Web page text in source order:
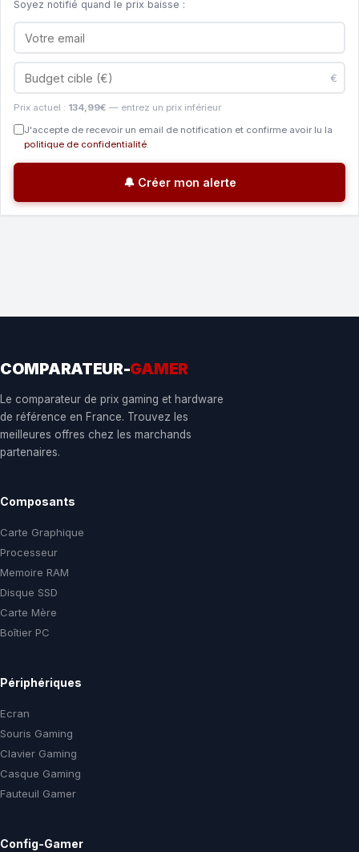
Soyez notifié quand le prix baisse :
€
Prix actuel : 134,99€ — entrez un prix inférieur
J'accepte de recevoir un email de notification et confirme avoir lu la
politique de confidentialité.
🔔 Créer mon alerte
COMPARATEUR-GAMER
Le comparateur de prix gaming et hardware
de référence en France. Trouvez les
meilleures offres chez les marchands
partenaires.
Composants
Carte Graphique
Processeur
Memoire RAM
Disque SSD
Carte Mère
Boîtier PC
Périphériques
Ecran
Souris Gaming
Clavier Gaming
Casque Gaming
Fauteuil Gamer
Config-Gamer